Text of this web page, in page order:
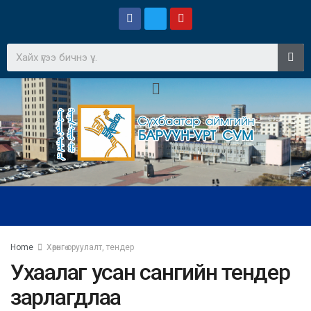
Home Хөрөнгө оруулалт, тендер
Ухаалаг усан сангийн тендер
зарлагдлаа